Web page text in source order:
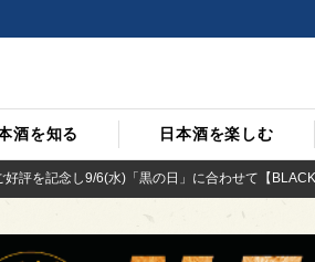
酒を知る 日本酒を楽しむ
評を記念し9/6(水)「黒の日」に合わせて【